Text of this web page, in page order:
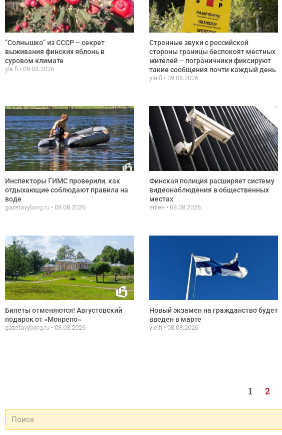
”Солнышко” из СССР – секрет
выживания финских яблонь в
суровом климате
yle.fi 09.08.2026
Странные звуки с российской
стороны границы беспокоят местных
жителей – пограничники фиксируют
такие сообщения почти каждый день
yle.fi 09.08.2026
Инспекторы ГИМС проверили, как
отдыхающие соблюдают правила на
воде
gazetavyborg.ru 08.08.2026
Финская полиция расширяет систему
видеонаблюдения в общественных
местах
err.ee 08.08.2026
Билеты отменяются! Августовский
подарок от «Монрепо»
gazetavyborg.ru 08.08.2026
Новый экзамен на гражданство будет
введен в марте
yle.fi 08.08.2026
1 2